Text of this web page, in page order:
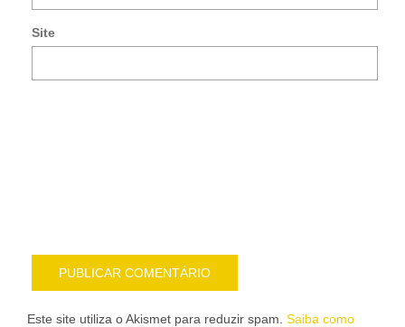
Site
Este site utiliza o Akismet para reduzir spam. Saiba como